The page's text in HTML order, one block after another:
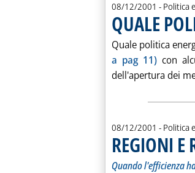
08/12/2001 - Politica
QUALE
Quale politica
a pag 11) con
dell'apertura dei
08/12/2001 - Politica
REGIONI E
Quando l'efficienza